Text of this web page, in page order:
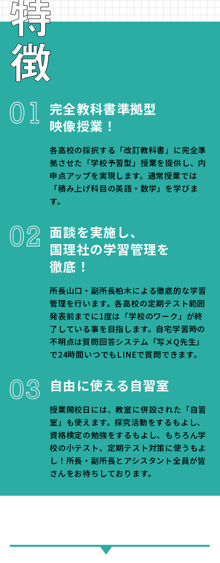
完全教科書準拠型
映像授業！
各高校の採択する「改訂教科書」に完全準
拠させた「学校予習型」授業を提供し、内
申点アップを実現します。通常授業では
「積み上げ科目の英語・数学」を学びま
す。
面談を実施し、
国理社の学習管理を
徹底！
所長山口・副所長柏木による徹底的な学習
管理を行います。各高校の定期テスト範囲
発表前までに1度は「学校のワーク」が終
了している事を目指します。自宅学習時の
不明点は質問回答システム「写メQ先生」
で24時間いつでもLINEで質問できます。
自由に使える自習室
授業開校日には、教室に併設された「自習
室」も使えます。探究活動をするもよし、
資格検定の勉強をするもよし、もちろん学
校の小テスト、定期テスト対策に使うもよ
し！所長・副所長とアシスタント全員が皆
さんをお待ちしております。